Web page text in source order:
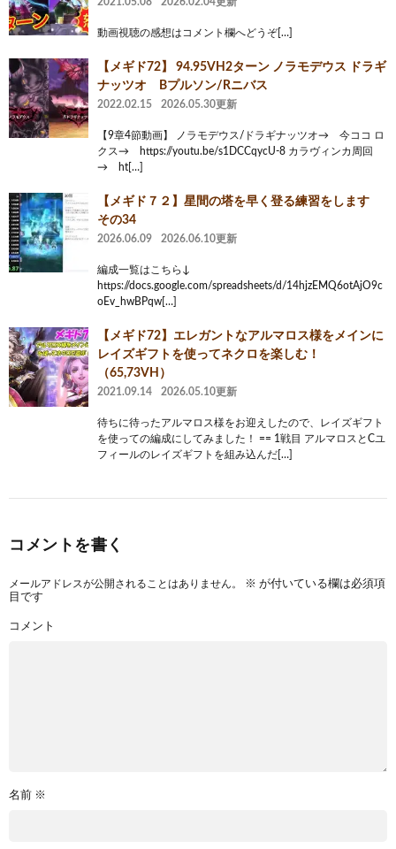
動画視聴の感想はコメント欄へどうぞ[…]
【メギド72】 94.95VH2ターン ノラモデウス ドラギ
ナッツオ Bプルソン/Rニバス
2022.02.15 2026.05.30更新
【9章4節動画】 ノラモデウス/ドラギナッツオ→ 今ココ ロ
クス→ https://youtu.be/s1DCCqycU-8 カラヴィンカ周回
→ ht[…]
【メギド７２】星間の塔を早く登る練習をします
その34
2026.06.09 2026.06.10更新
編成一覧はこちら↓
https://docs.google.com/spreadsheets/d/14hjzEMQ6otAjO9c
oEv_hwBPqw[…]
【メギド72】エレガントなアルマロス様をメインに
レイズギフトを使ってネクロを楽しむ！
（65,73VH）
2021.09.14 2026.05.10更新
待ちに待ったアルマロス様をお迎えしたので、レイズギフト
を使っての編成にしてみました！ == 1戦目 アルマロスとCユ
フィールのレイズギフトを組み込んだ[…]
コメントを書く
メールアドレスが公開されることはありません。 ※ が付いている欄は必須項
目です
コメント
名前 ※